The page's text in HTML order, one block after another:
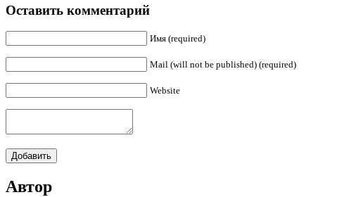
Оставить комментарий
Имя (required)
Mail (will not be published) (required)
Website
Автор